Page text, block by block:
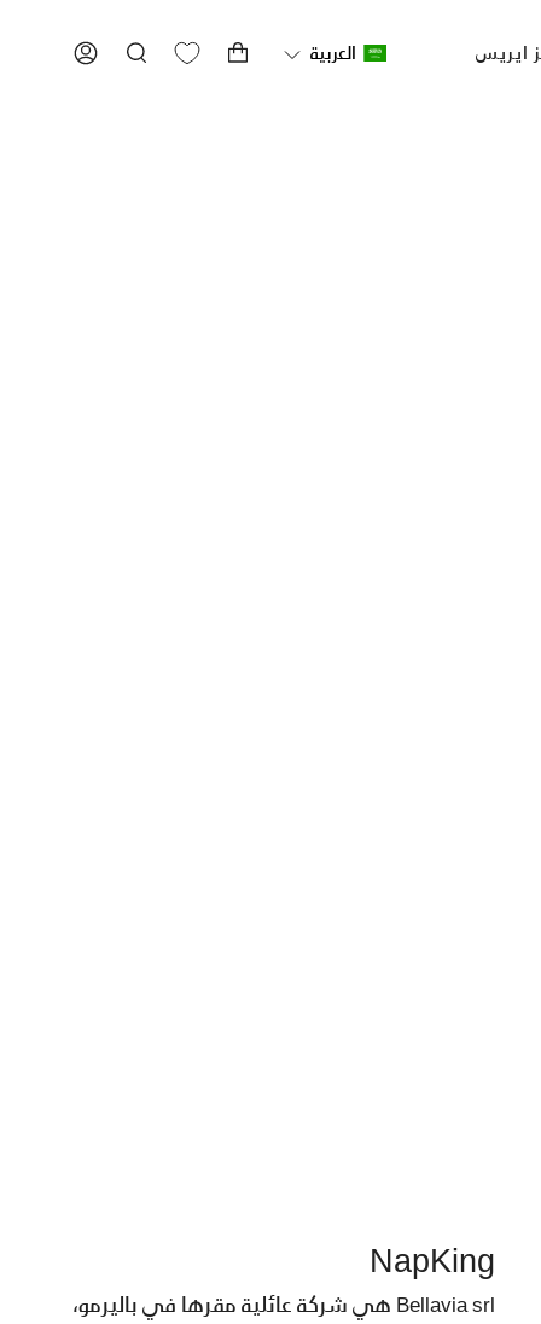
ايريس ACCOUNT بحث العربية
NapKing
Bellavia srl هي شركة عائلية مقرها في باليرمو،